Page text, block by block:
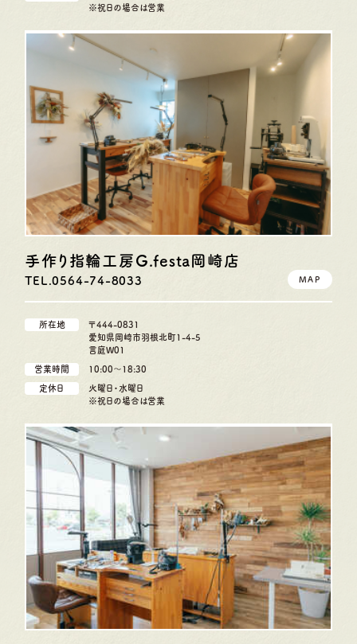
※祝日の場合は営業
手作り指輪工房G.festa岡崎店
TEL.0564-74-8033 MAP
所在地
〒444-0831
愛知県岡崎市羽根北町1-4-5
言庭W01
営業時間 10:00〜18:30
定休日
火曜日・水曜日
※祝日の場合は営業